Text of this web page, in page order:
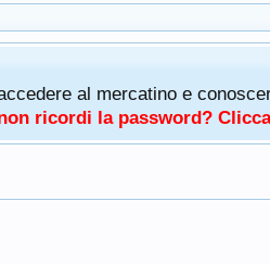
al mercatino e
ricordi la password?